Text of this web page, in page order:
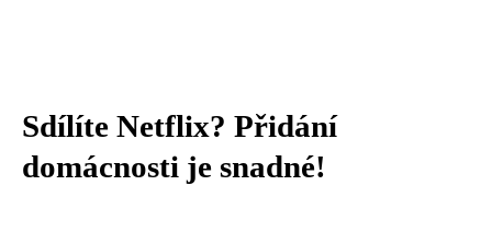
Sdílíte Netflix? Přidání
domácnosti je snadné!